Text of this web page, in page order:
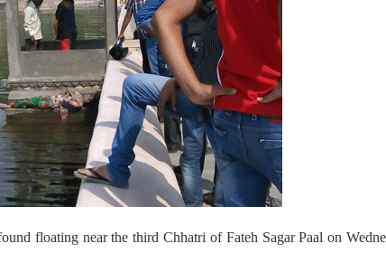
floating near the third Chhatri of Fateh Sagar Paal on